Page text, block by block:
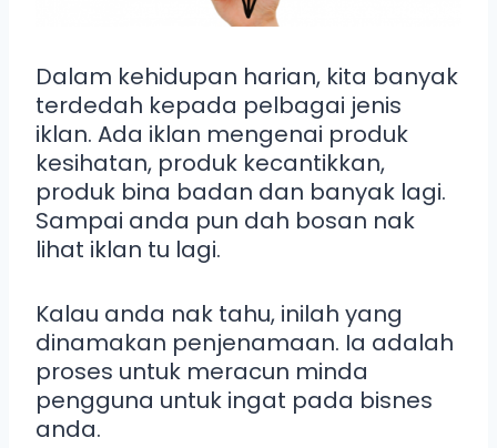
Dalam kehidupan harian, kita banyak
terdedah kepada pelbagai jenis
iklan. Ada iklan mengenai produk
kesihatan, produk kecantikkan,
produk bina badan dan banyak lagi.
Sampai anda pun dah bosan nak
lihat iklan tu lagi.
Kalau anda nak tahu, inilah yang
dinamakan penjenamaan. Ia adalah
proses untuk meracun minda
pengguna untuk ingat pada bisnes
anda.